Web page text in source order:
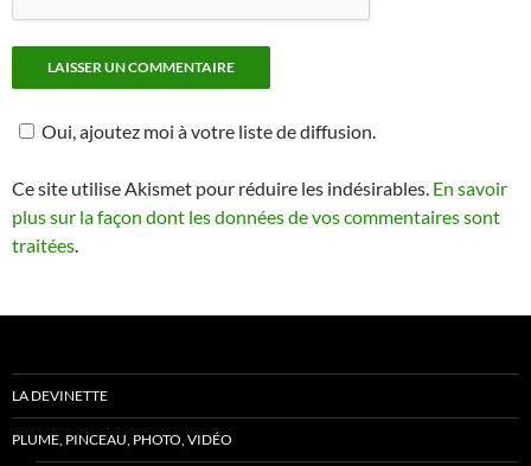
Oui, ajoutez moi à votre liste de diffusion.
Ce site utilise Akismet pour réduire les indésirables. En savoir
plus sur la façon dont les données de vos commentaires sont
traitées
LA DEVINETTE
PLUME, PINCEAU, PHOTO, VIDÉO